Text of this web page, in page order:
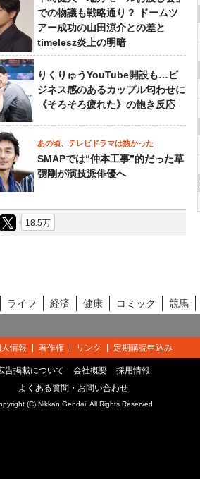
での物議も戦略通り？ ドームツ
アー成功の山田涼介との差と
timelesz炎上の明暗
りくりゅうYouTube開設も…ビ
ジネス感のあるカップル匂わせに
《そろそろ疲れた》の飽き反応
あの頃、テレビドラマは熱かった
SMAPでは“仲本工事”的だった草
彅剛が演技派俳優へ
18.5万
ライフ 経済 健康 コミック 競馬
情報 著作権 リンク 定期購読申込み
告掲載について 会社概要
採用情報
よくある質問・お問い合わせ
(C) Nikkan Gendai. All Rights Reserved